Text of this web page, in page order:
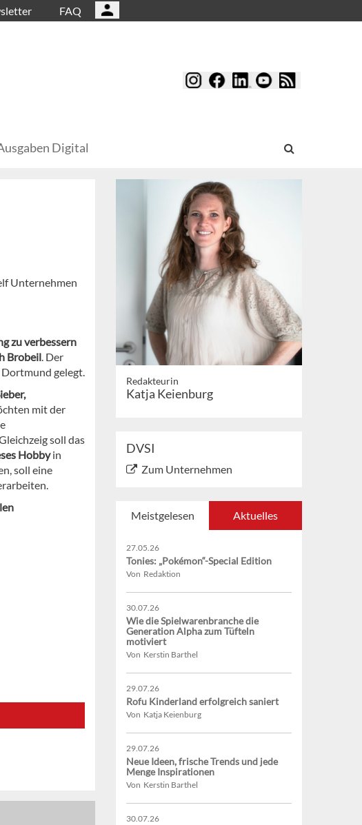
FAQ
Digital
Unternehmen
zu verbessern
Brobeil. Der
gelegt.
mit der
soll das
Hobbyin
soll eine
Redakteurin
Katja Keienburg
DVSI
Zum Unternehmen
Meistgelesen Aktuelles
27.05.26
Tonies: „Pokémon“-Special Edition
Von Redaktion
30.07.26
Wie die Spielwarenbranche die
Generation Alpha zum Tüfteln
motiviert
Von Kerstin Barthel
29.07.26
Rofu Kinderland erfolgreich saniert
Von Katja Keienburg
29.07.26
Neue Ideen, frische Trends und jede
Menge Inspirationen
Von Kerstin Barthel
30.07.26